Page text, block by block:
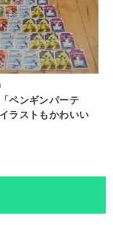
ペンギンパーテ
ラストもかわいい